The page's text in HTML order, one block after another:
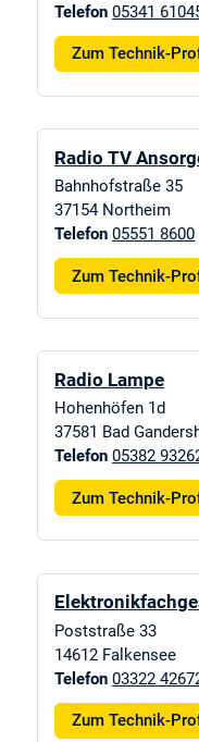
Telefon 05341
Zum Technik-
Radio TV
Bahnhofstraße 35
37154 Northeim
Telefon 05551 8600
Zum Technik-
Radio Lampe
Hohenhöfen 1d
37581 Bad
Telefon 05382
Zum Technik-
Poststraße 33
14612 Falkensee
Telefon 03322
Zum Technik-